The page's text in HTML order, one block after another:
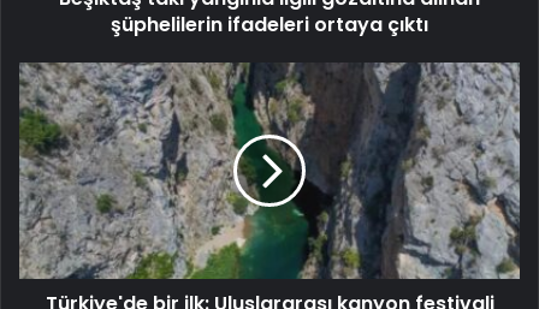
şüphelilerin ifadeleri ortaya çıktı